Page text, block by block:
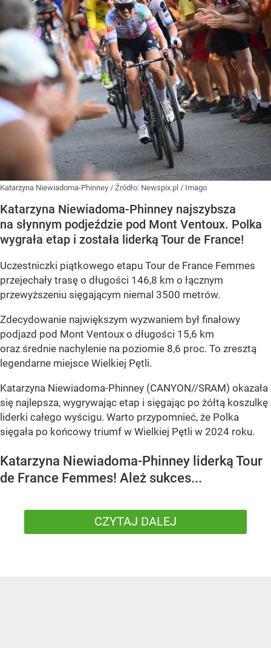
Katarzyna Niewiadoma-Phinney / Źródło: Newspix.pl / Imago
Katarzyna Niewiadoma-Phinney najszybsza
na słynnym podjeździe pod Mont Ventoux. Polka
wygrała etap i została liderką Tour de France!
Uczestniczki piątkowego etapu Tour de France Femmes
przejechały trasę o długości 146,8 km o łącznym
przewyższeniu sięgającym niemal 3500 metrów.
Zdecydowanie największym wyzwaniem był finałowy
podjazd pod Mont Ventoux o długości 15,6 km
oraz średnie nachylenie na poziomie 8,6 proc. To zresztą
legendarne miejsce Wielkiej Pętli.
Katarzyna Niewiadoma-Phinney (CANYON//SRAM) okazała
się najlepsza, wygrywając etap i sięgając po żółtą koszulkę
liderki całego wyścigu. Warto przypomnieć, że Polka
sięgała po końcowy triumf w Wielkiej Pętli w 2024 roku.
Katarzyna Niewiadoma-Phinney liderką Tour
de France Femmes! Ależ sukces...
CZYTAJ DALEJ